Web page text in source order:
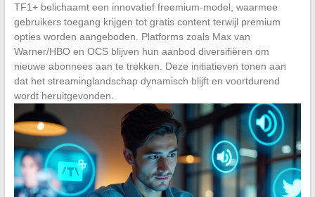
TF1+ belichaamt een innovatief freemium-model, waarmee
gebruikers toegang krijgen tot gratis content terwijl premium
opties worden aangeboden. Platforms zoals Max van
Warner/HBO en OCS blijven hun aanbod diversifiëren om
nieuwe abonnees aan te trekken. Deze initiatieven tonen aan
dat het streaminglandschap dynamisch blijft en voortdurend
wordt heruitgevonden.